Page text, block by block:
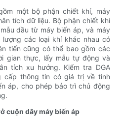
một bộ phận chiết khí, máy
tích dữ liệu. Bộ phận chiết khí
dầu từ máy biến áp, và máy
các loại khí khác nhau có
tiến cũng có thể bao gồm các
gian thực, lấy mẫu tự động và
tích xu hướng. Kiểm tra DGA
cấp thông tin có giá trị về tình
áp, cho phép bảo trì chủ động
cuộn dây máy biến áp